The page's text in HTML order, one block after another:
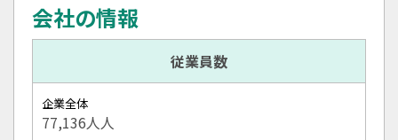
会社の情報
従業員数
企業全体
77,136人人